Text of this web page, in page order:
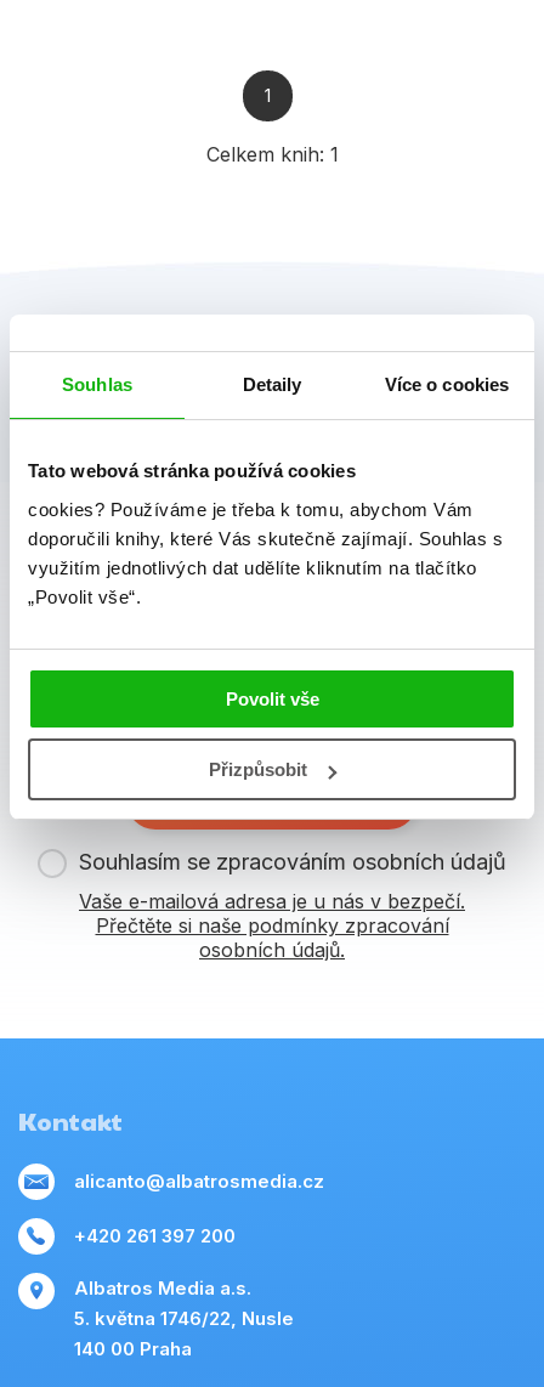
Souhlas Detaily Více o cookies
Tato webová stránka používá cookies
cookies? Používáme je třeba k tomu, abychom Vám
doporučili knihy, které Vás skutečně zajímají. Souhlas s
využitím jednotlivých dat udělíte kliknutím na tlačítko
„Povolit vše“.
Povolit vše
Přizpůsobit
Celkem knih: 1
1
albatros media newsletter
Zajímá Vás, jaké novinky právě vychází a co se děje v
knižním světě? Přihlášením k odběru našich e-
Vaše e-mailová adresa
Potvrdit
Souhlasím se zpracováním osobních údajů
Vaše e-mailová adresa je u nás v bezpečí.
Přečtěte si naše podmínky zpracování
osobních údajů.
Kontakt
alicanto@albatrosmedia.cz
+420 261 397 200
Albatros Media a.s.
5. května 1746/22, Nusle
140 00 Praha